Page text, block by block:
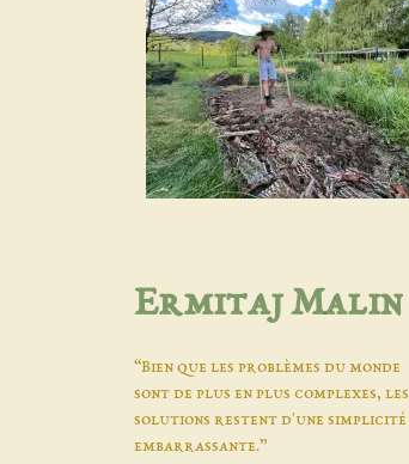
Ermitaj Malin
“Bien que les problèmes du monde
sont de plus en plus complexes, les
solutions restent d'une simplicité
embarrassante.”